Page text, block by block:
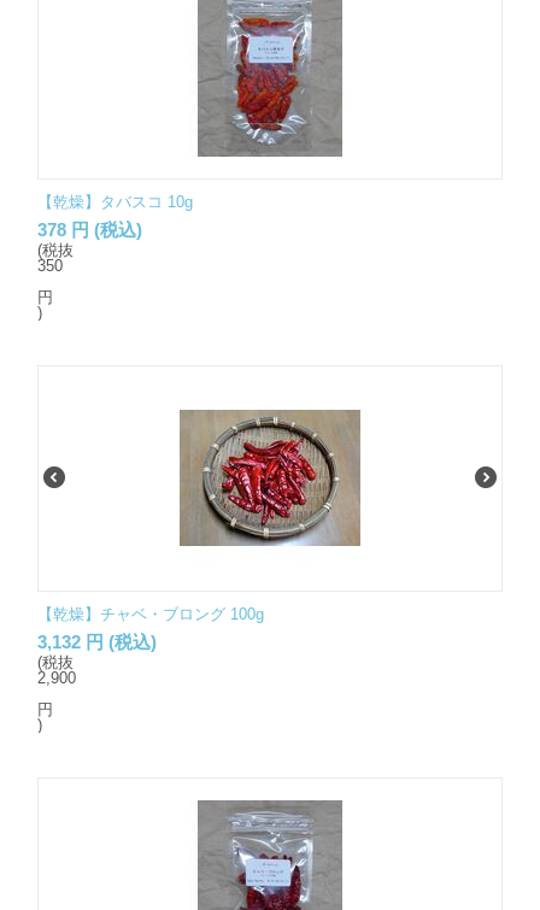
【乾燥】タバスコ 10g
378 円 (税込)
(税抜
350
円
)
【乾燥】チャベ・ブロング 100g
3,132 円 (税込)
(税抜
2,900
円
)